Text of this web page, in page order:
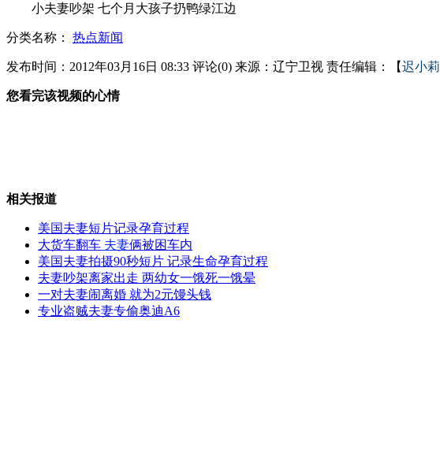
杨紫琼获法国荣誉勋章 萨科奇颁奖
枪杀阿平民美军士兵被送往科威特
小夫妻吵架 七个月大孩子扔鸭绿江边
分类名称： 热点新闻
发布时间：2012年03月16日 08:33 评论(0) 来源：辽宁卫视 责任编辑：【迟小莉
您看完该视频的心情
相关报道
美国夫妻短片记录孕育过程
大货车翻车 夫妻俩被困车内
美国夫妻拍摄90秒短片 记录生命孕育过程
夫妻吵架离家出走 两幼女一饿死一饿晕
一对夫妻闹离婚 就为2元馒头钱
专业盗贼夫妻专偷奥迪A6